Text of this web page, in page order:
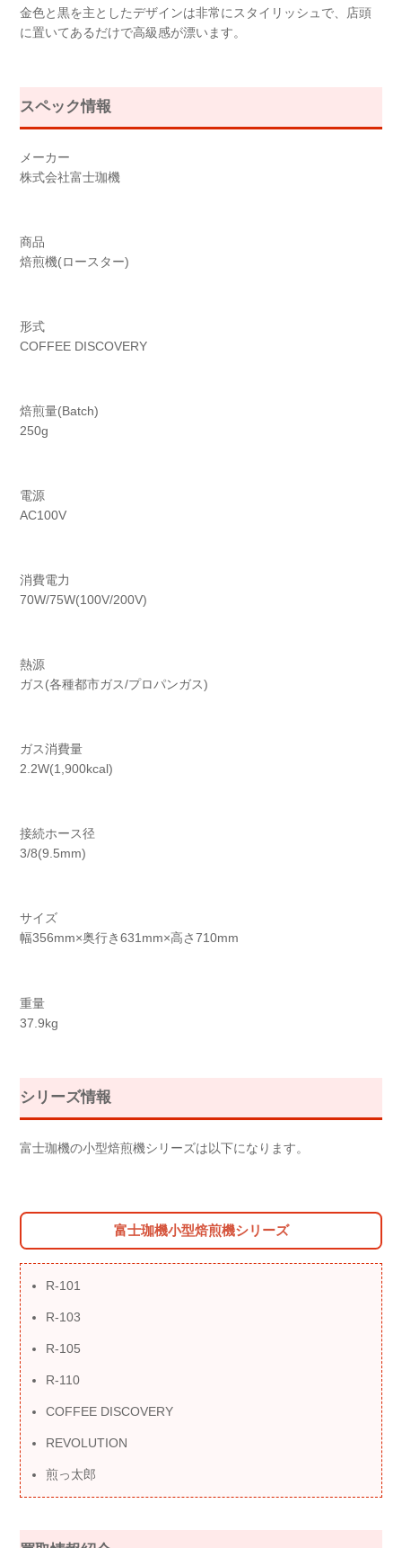
金色と黒を主としたデザインは非常にスタイリッシュで、店頭
に置いてあるだけで高級感が漂います。
スペック情報
メーカー
株式会社富士珈機
商品
焙煎機(ロースター)
形式
COFFEE DISCOVERY
焙煎量(Batch)
250g
電源
AC100V
消費電力
70W/75W(100V/200V)
熱源
ガス(各種都市ガス/プロパンガス)
ガス消費量
2.2W(1,900kcal)
接続ホース径
3/8(9.5mm)
サイズ
幅356mm×奥行き631mm×高さ710mm
重量
37.9kg
シリーズ情報
富士珈機の小型焙煎機シリーズは以下になります。
富士珈機小型焙煎機シリーズ
R-101
R-103
R-105
R-110
COFFEE DISCOVERY
REVOLUTION
煎っ太郎